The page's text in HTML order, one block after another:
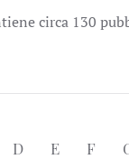
circa 130
D E F